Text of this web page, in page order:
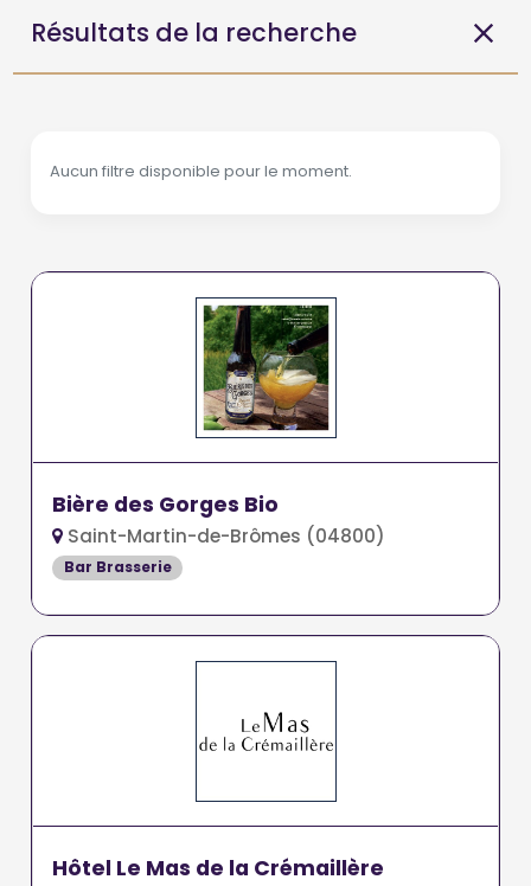
Résultats de la recherche
Aucun filtre disponible pour le moment.
Bière des Gorges Bio
Saint-Martin-de-Brômes (04800)
Bar Brasserie
Hôtel Le Mas de la Crémaillère